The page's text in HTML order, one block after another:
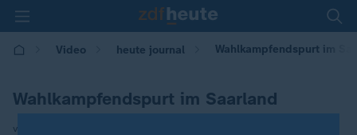
Video heute journal Wahlkampfendspurt im
Wahlkampfendspurt im Saarland
von Susanne Freitag-Carteron